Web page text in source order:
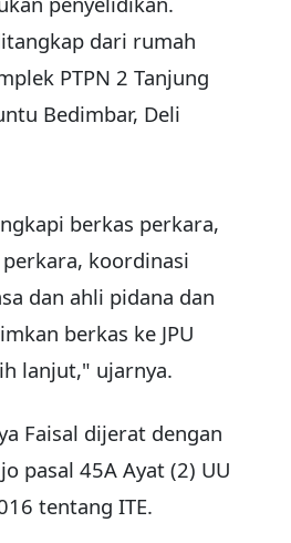
dari rumah
PTPN 2 Tanjung
Bedimbar, Deli
berkas perkara,
koordinasi
dan ahli pidana dan
berkas ke JPU
lanjut," ujarnya.
Faisal dijerat dengan
pasal 45A Ayat (2) UU
tentang ITE.